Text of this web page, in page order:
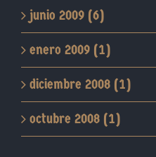
junio 2009 (6)
enero 2009 (1)
diciembre 2008 (1)
octubre 2008 (1)